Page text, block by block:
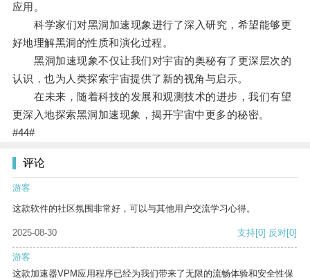
应用。
科学家们对黑洞加速现象进行了深入研究，希望能够更
好地理解黑洞的性质和演化过程。
黑洞加速现象不仅让我们对宇宙的奥秘有了更深层次的
认识，也为人类探索宇宙提供了新的视角与启示。
在未来，随着科技的发展和观测技术的进步，我们有望
更深入地探索黑洞加速现象，揭开宇宙中更多的秘密。
#44#
评论
游客
这款软件的社区氛围非常好，可以与其他用户交流学习心得。
2025-08-30 支持[0] 反对[0]
游客
这款加速器VPM应用程序已经为我们带来了无限的流畅体验和安全性保